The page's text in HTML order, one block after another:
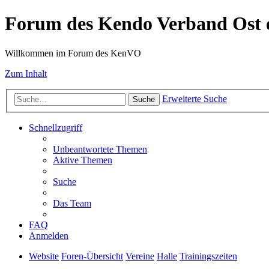
Forum des Kendo Verband Ost
Willkommen im Forum des KenVO
Zum Inhalt
Suche Erweiterte Suche
Schnellzugriff
Unbeantwortete Themen
Aktive Themen
Suche
Das Team
FAQ
Anmelden
Website Foren-Übersicht Vereine Halle Trainingszeiten